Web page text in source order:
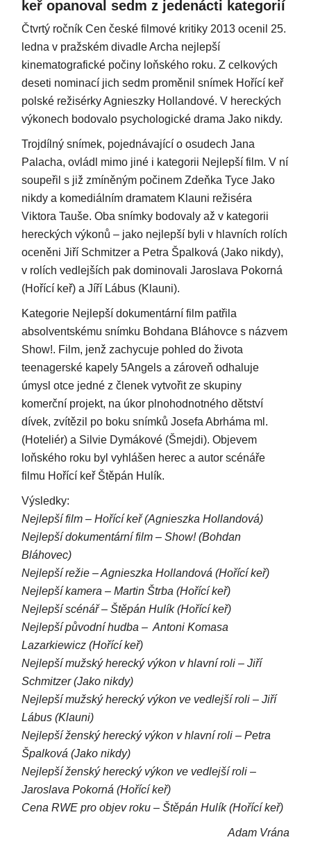
keř opanoval sedm z jedenácti kategorií
Čtvrtý ročník Cen české filmové kritiky 2013 ocenil 25.
ledna v pražském divadle Archa nejlepší
kinematografické počiny loňského roku. Z celkových
deseti nominací jich sedm proměnil snímek Hořící keř
polské režisérky Agnieszky Hollandové. V hereckých
výkonech bodovalo psychologické drama Jako nikdy.
Trojdílný snímek, pojednávající o osudech Jana
Palacha, ovládl mimo jiné i kategorii Nejlepší film. V ní
soupeřil s již zmíněným počinem Zdeňka Tyce Jako
nikdy a komediálním dramatem Klauni režiséra
Viktora Tauše. Oba snímky bodovaly až v kategorii
hereckých výkonů – jako nejlepší byli v hlavních rolích
oceněni Jiří Schmitzer a Petra Špalková (Jako nikdy),
v rolích vedlejších pak dominovali Jaroslava Pokorná
(Hořící keř) a Jíří Lábus (Klauni).
Kategorie Nejlepší dokumentární film patřila
absolventskému snímku Bohdana Bláhovce s názvem
Show!. Film, jenž zachycuje pohled do života
teenagerské kapely 5Angels a zároveň odhaluje
úmysl otce jedné z členek vytvořit ze skupiny
komerční projekt, na úkor plnohodnotného dětství
dívek, zvítězil po boku snímků Josefa Abrháma ml.
(Hoteliér) a Silvie Dymákové (Šmejdi). Objevem
loňského roku byl vyhlášen herec a autor scénáře
filmu Hořící keř Štěpán Hulík.
Výsledky:
Nejlepší film – Hořící keř (Agnieszka Hollandová)
Nejlepší dokumentární film – Show! (Bohdan
Bláhovec)
Nejlepší režie – Agnieszka Hollandová (Hořící keř)
Nejlepší kamera – Martin Štrba (Hořící keř)
Nejlepší scénář – Štěpán Hulík (Hořící keř)
Nejlepší původní hudba – Antoni Komasa
Lazarkiewicz (Hořící keř)
Nejlepší mužský herecký výkon v hlavní roli – Jiří
Schmitzer (Jako nikdy)
Nejlepší mužský herecký výkon ve vedlejší roli – Jiří
Lábus (Klauni)
Nejlepší ženský herecký výkon v hlavní roli – Petra
Špalková (Jako nikdy)
Nejlepší ženský herecký výkon ve vedlejší roli –
Jaroslava Pokorná (Hořící keř)
Cena RWE pro objev roku – Štěpán Hulík (Hořící keř)
Adam Vrána